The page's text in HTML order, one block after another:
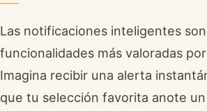
Las notificaciones inteligentes
funcionalidades más valoradas
Imagina recibir una alerta
que tu selección favorita anote